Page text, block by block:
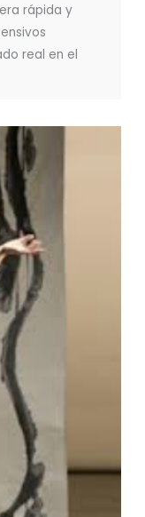
rápida y
real en el